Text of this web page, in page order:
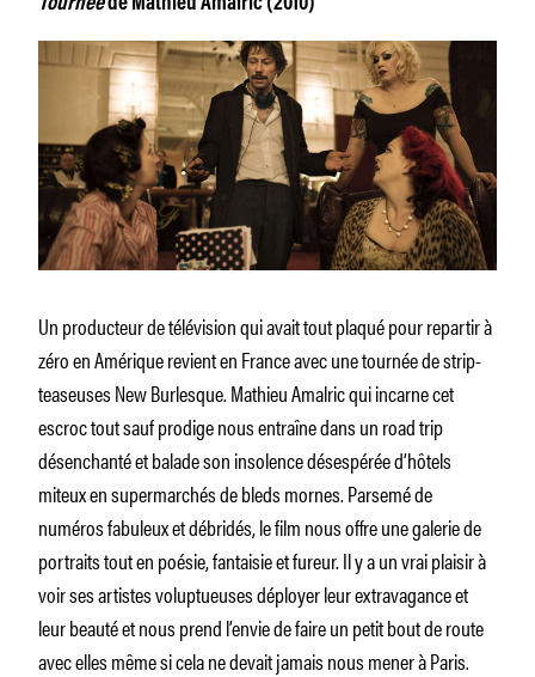
Tournéede Mathieu Amalric (2010)
Un producteur de télévision qui avait tout plaqué pour repartir à
zéro en Amérique revient en France avec une tournée de strip-
teaseuses New Burlesque. Mathieu Amalric qui incarne cet
escroc tout sauf prodige nous entraîne dans un road trip
désenchanté et balade son insolence désespérée d’hôtels
miteux en supermarchés de bleds mornes. Parsemé de
numéros fabuleux et débridés, le film nous offre une galerie de
portraits tout en poésie, fantaisie et fureur. Il y a un vrai plaisir à
voir ses artistes voluptueuses déployer leur extravagance et
leur beauté et nous prend l’envie de faire un petit bout de route
avec elles même si cela ne devait jamais nous mener à Paris.